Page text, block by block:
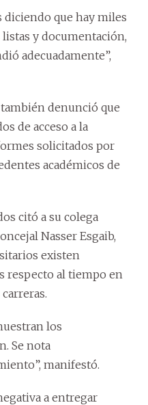
diciendo que hay miles
y documentación,
adecuadamente”,
denunció que
de acceso a la
solicitados por
académicos de
citó a su colega
Nasser Esgaib,
existen
respecto al tiempo en
los
Se nota
manifestó.
a entregar